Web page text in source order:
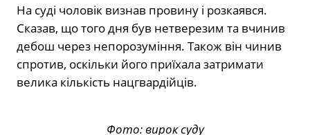
На суді чоловік визнав провину і розкаявся.
Сказав, що того дня був нетверезим та вчинив
дебош через непорозуміння. Також він чинив
спротив, оскільки його приїхала затримати
велика кількість нацгвардійців.
Фото: вирок суду